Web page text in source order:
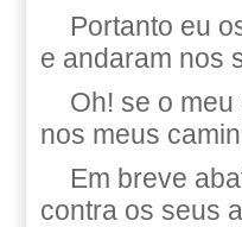
Portanto eu
e andaram nos
Oh! se o
nos meus
Em breve
contra os seus